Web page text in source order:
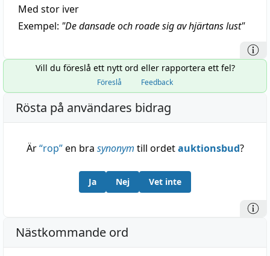
Med stor iver
Exempel: "De dansade och roade sig av hjärtans lust"
Vill du föreslå ett nytt ord eller rapportera ett fel?
Föreslå Feedback
Rösta på användares bidrag
Är“rop”en bra synonym till ordetauktionsbud?
Ja Nej Vet inte
Nästkommande ord